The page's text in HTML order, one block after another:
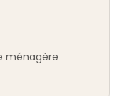
ménagère